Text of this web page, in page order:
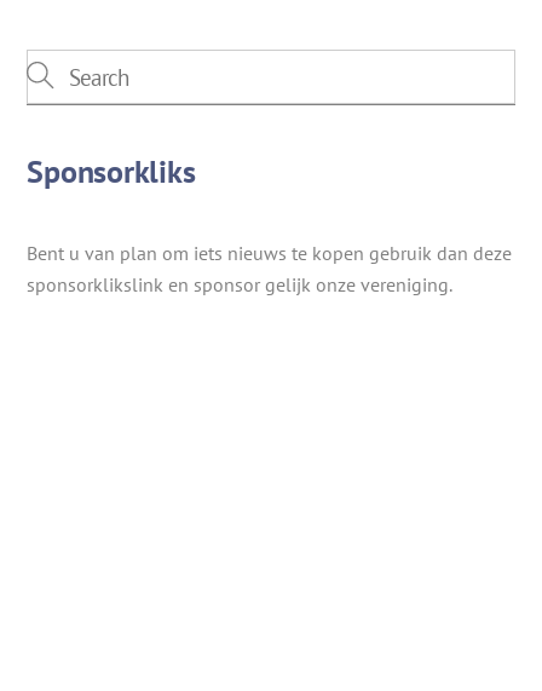
Sponsorkliks
Bent u van plan om iets nieuws te kopen gebruik dan deze
sponsorklikslink en sponsor gelijk onze vereniging.